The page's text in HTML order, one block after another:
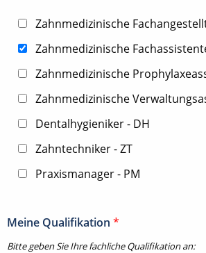
Zahnmedizinische
Zahnmedizinische
Zahnmedizinische
Zahnmedizinische
Dentalhygieniker - DH
Zahntechniker - ZT
Praxismanager - PM
Meine Qualifikation *
Bitte geben Sie Ihre fachliche Qualifikation an: